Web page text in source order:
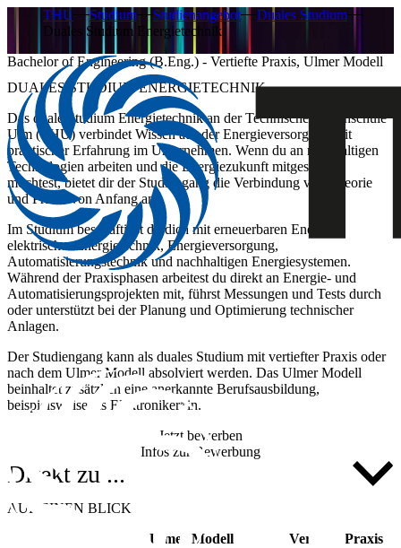
THU Studium Studienangebot
Duales Studium
Duales Studium Energietechnik
Bachelor of Engineering (B.Eng.) - Vertiefte Praxis, Ulmer Modell
DUALES STUDIUM ENERGIETECHNIK
Das duale Studium Energietechnik an der Technischen Hochschule
Ulm (THU) verbindet Wissen aus der Energieversorgung mit
praktischer Erfahrung im Unternehmen. Wenn du an nachhaltigen
Technologien arbeiten und die Energiezukunft mitgestalten
möchtest, bietet dir der Studiengang die Verbindung von Theorie
und Praxis von Anfang an.
Im Studium beschäftigst du dich mit erneuerbaren Energien,
elektrischer Energietechnik, Energieversorgung,
Automatisierungstechnik und nachhaltigen Energiesystemen.
Während der Praxisphasen arbeitest du direkt an Energie- und
Automatisierungsprojekten mit, führst Messungen und Tests durch
oder unterstützt bei der Planung und Optimierung technischer
Anlagen.
Der Studiengang kann als duales Studium mit vertiefter Praxis oder
nach dem Ulmer Modell absolviert werden. Das Ulmer Modell
beinhaltet zusätzlich eine anerkannte Berufsausbildung,
beispielsweise als Elektroniker*in.
Jetzt bewerben
Infos zur Bewerbung
Direkt zu ...
AUF EINEN BLICK
Ulmer Modell
Vertiefte Praxis